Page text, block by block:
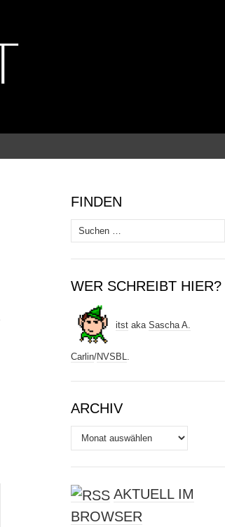
nach:
FINDEN
Suchen
nach:
WER SCHREIBT HIER?
itst aka Sascha A.
Carlin/NVSBL.
ARCHIV
Archiv
AKTUELL IM
BROWSER